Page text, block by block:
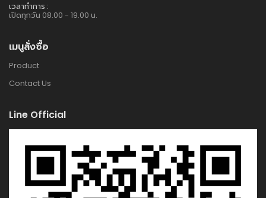
เวลาทำการ :
เปิดทุกวัน 08.00 - 19.00 น.
เมนูสั่งซื้อ
Product
Contact Us
Line Official